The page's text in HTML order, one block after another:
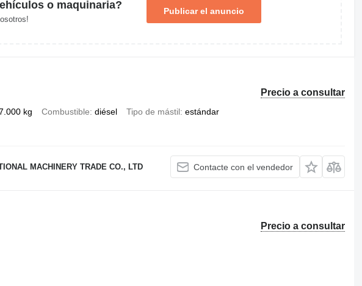
o maquinaria?
Publicar el anuncio
Precio a consultar
kg Combustible diésel Tipo de mástil estándar
MACHINERY TRADE CO., LTD Contacte con el vendedor
Precio a consultar